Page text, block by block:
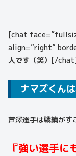
[chat
align=”right”
人です（笑） [/chat]
ナマズくん
芦澤選手は戦績がす
『強い選手に